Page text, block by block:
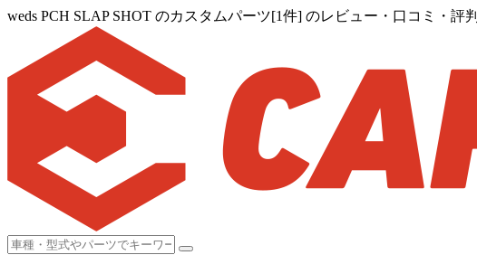
weds PCH SLAP SHOT のカスタムパーツ[1件] のレビュー・口コミ・評判